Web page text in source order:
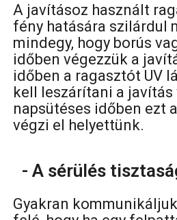
A javításoz használt
fény hatására szilárdul
mindegy, hogy borús
időben végezzük a
időben a ragasztót UV
kell leszárítani a javítás
napsütéses időben ezt
végzi el helyettünk.
- A sérülés
Gyakran